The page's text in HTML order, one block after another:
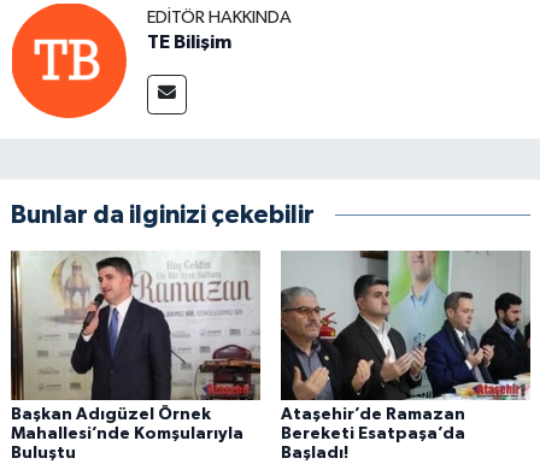
EDITÖR HAKKINDA
TE Bilişim
Bunlar da ilginizi çekebilir
Başkan Adıgüzel Örnek
Mahallesi’nde Komşularıyla
Buluştu
Ataşehir’de Ramazan
Bereketi Esatpaşa’da
Başladı!